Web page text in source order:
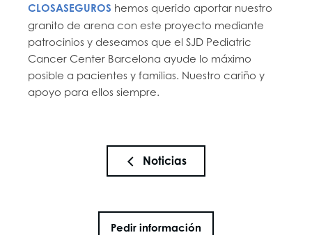
CLOSASEGUROS hemos querido aportar nuestro
granito de arena con este proyecto mediante
patrocinios y deseamos que el SJD Pediatric
Cancer Center Barcelona ayude lo máximo
posible a pacientes y familias. Nuestro cariño y
apoyo para ellos siempre.
Noticias
Pedir información